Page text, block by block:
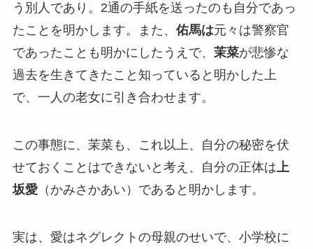
う別人であり。2通の手紙を送ったのも自分であっ
たことを明かします。また、 佑馬は元々は警察官
であったことも明かにしたうえで、 茉菜が悲惨な
過去を生きてきたこと知っていると明かした上
で、一人の老女に引き合わせます。
この事態に、茉菜も、これ以上、自分の秘密を伏
せておくことはできないと考え、自分の正体は上
坂愛（かみさかあい）であると明かします。
実は、愛はネグレクトの母親のせいで、小学校に